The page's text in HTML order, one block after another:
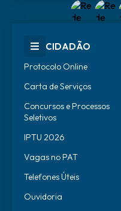
CIDADÃO
Protocolo Online
Carta de Serviços
Concursos e Processos
Seletivos
IPTU 2026
Vagas no PAT
Telefones Úteis
Ouvidoria